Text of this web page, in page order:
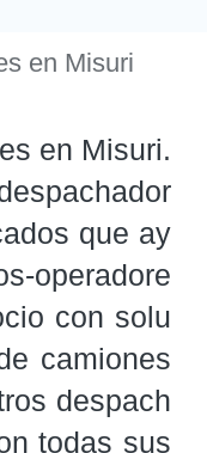
en Misuri
en Misuri.
que ay
operadore
con solu
camiones
despach
todas sus